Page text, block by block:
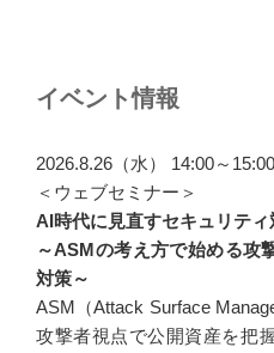
ナ
ゲ
ー
シ
ョ
ン
イベント情報
2026.8.26（水） 14:00～15:00
＜ウェブセミナー＞
AI時代に見直すセキュリティ
～ASMの考え方で始める攻
対策～
ASM（Attack Surface
攻撃者視点で公開資産を把